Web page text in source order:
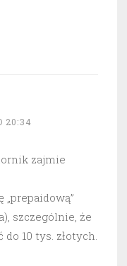
20:34
zajmie
szczególnie, że
10 tys. złotych.